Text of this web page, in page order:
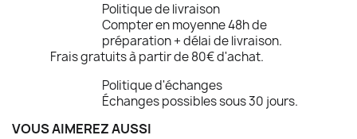
Politique de livraison
Compter en moyenne 48h de
préparation + délai de livraison.
Frais gratuits à partir de 80€ d'achat.
Politique d'échanges
Échanges possibles sous 30 jours.
VOUS AIMEREZ AUSSI